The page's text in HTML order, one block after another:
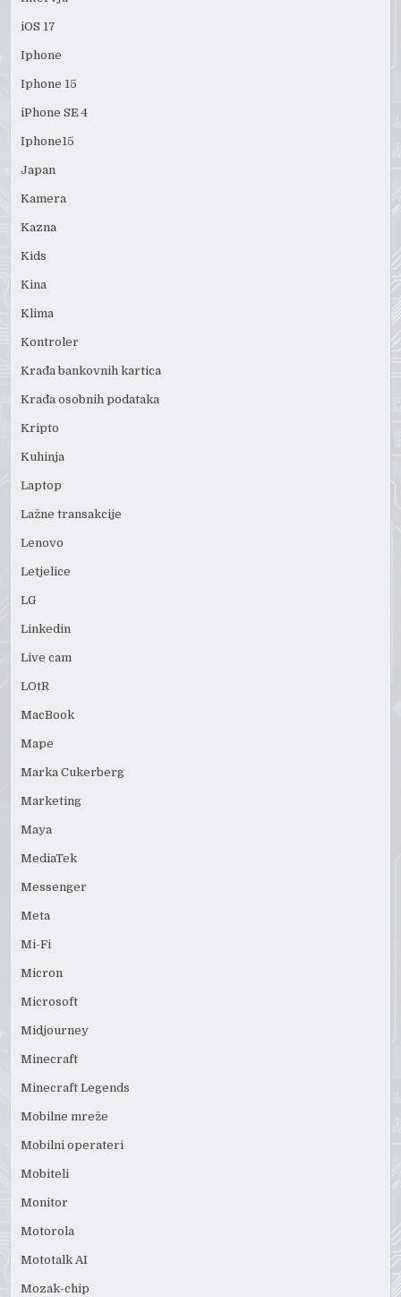
iOS 17
Iphone
Iphone 15
iPhone SE 4
Iphone15
Japan
Kamera
Kazna
Kids
Kina
Klima
Kontroler
Krađa bankovnih kartica
Krađa osobnih podataka
Kripto
Kuhinja
Laptop
Lažne transakcije
Lenovo
Letjelice
LG
Linkedin
Live cam
LOtR
MacBook
Mape
Marka Cukerberg
Marketing
Maya
MediaTek
Messenger
Meta
Mi-Fi
Micron
Microsoft
Midjourney
Minecraft
Minecraft Legends
Mobilne mreže
Mobilni operateri
Mobiteli
Monitor
Motorola
Mototalk AI
Mozak-chip